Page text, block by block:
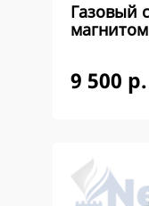
Газовый
магнитом
9 500 р.